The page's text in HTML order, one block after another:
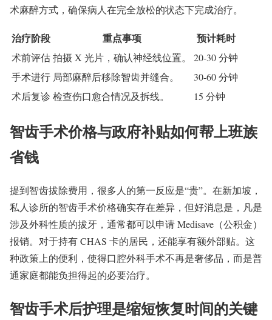
术麻醉方式，确保病人在完全放松的状态下完成治疗。
治疗阶段 重点事项 预计耗时
术前评估拍摄 X 光片，确认神经线位置。
20-30 分钟
手术进行 局部麻醉后移除智齿并缝合。
30-60 分钟
术后复诊检查伤口愈合情况及拆线。 15 分钟
智齿手术价格与政府补贴如何帮上班族
省钱
提到智齿拔除费用，很多人的第一反应是“贵”。在新加坡，
私人诊所的智齿手术价格确实存在差异，但好消息是，凡是
涉及外科性质的拔牙，通常都可以申请 Medisave（公积金）
报销。对于持有 CHAS 卡的居民，还能享有额外部贴。这
种政策上的便利，使得口腔外科手术不再是奢侈品，而是普
通家庭都能负担得起的必要治疗。
智齿手术后护理是缩短恢复时间的关键